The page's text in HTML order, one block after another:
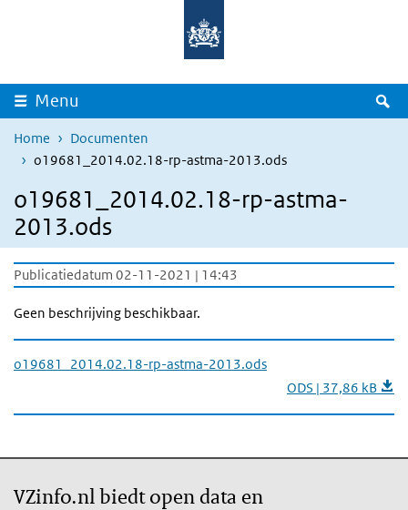
Overslaan en naar de inhoud gaan
Menu
Home
Documenten
o19681_2014.02.18-rp-astma-2013.ods
o19681_2014.02.18-rp-astma-
2013.ods
Publicatiedatum 02-11-2021 | 14:43
Geen beschrijving beschikbaar.
o19681_2014.02.18-rp-astma-2013.ods
ODS | 37,86 kB
VZinfo.nl biedt open data en